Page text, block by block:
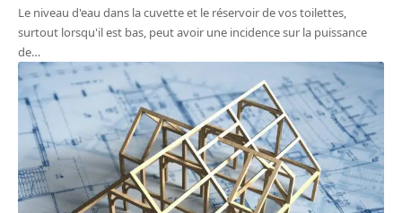
Le niveau d'eau dans la cuvette et le réservoir de vos toilettes,
surtout lorsqu'il est bas, peut avoir une incidence sur la puissance
de…